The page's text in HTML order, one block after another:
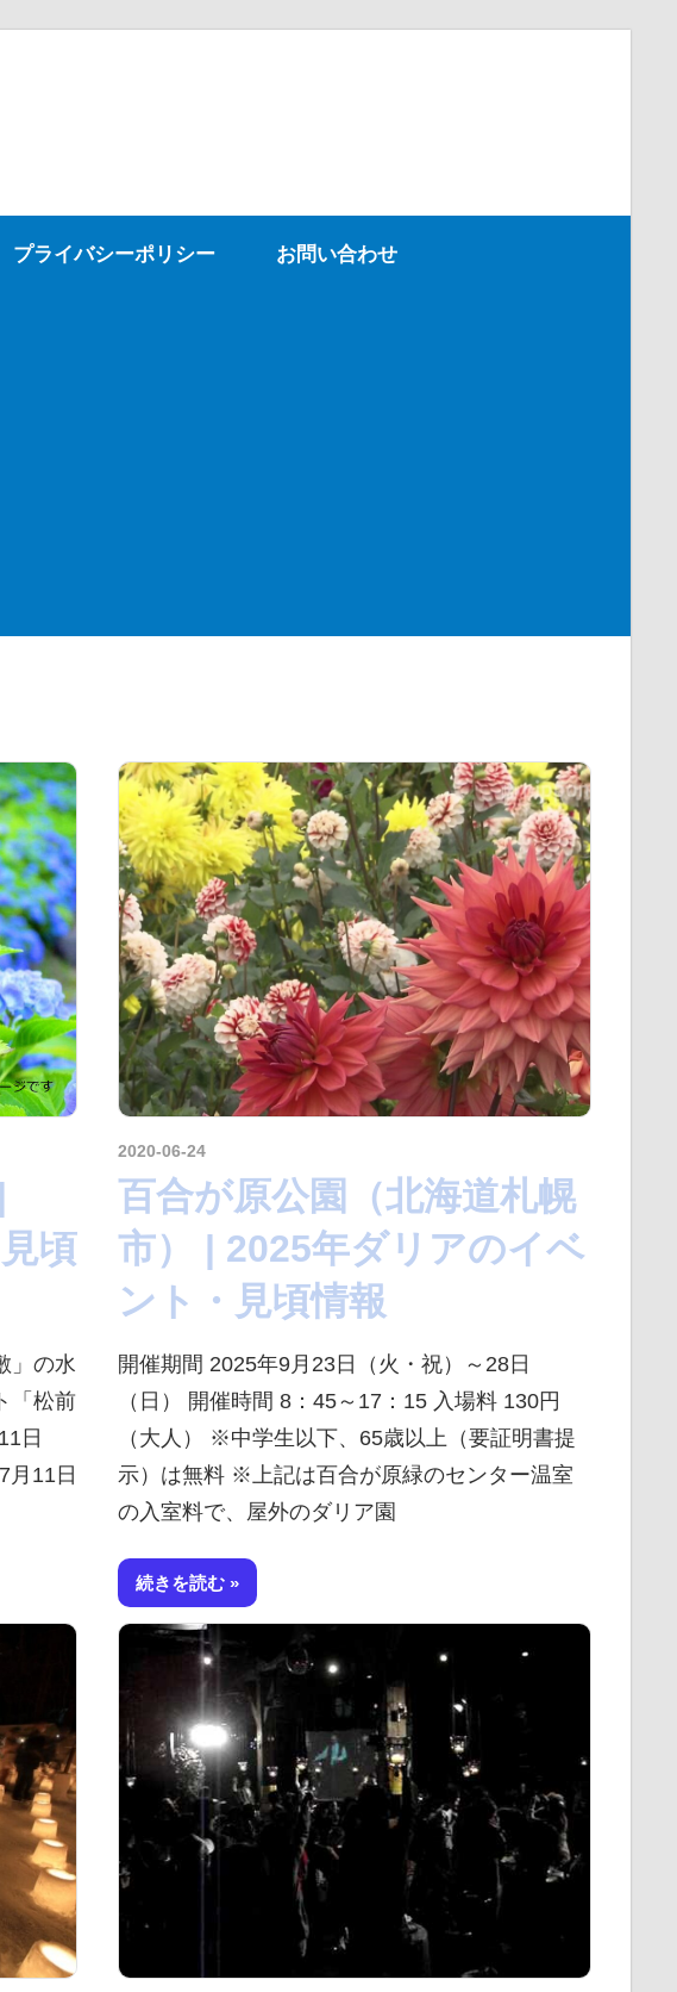
プライバシーポリシー お問い合わせ
頃
」の水
「松前
日
月11日
2020-06-24kurosuke
百合が原公園（北海道札幌
市） | 2025年ダリアのイベ
ント・見頃情報
開催期間 2025年9月23日（火・祝）～28日
（日） 開催時間 8：45～17：15 入場料 130円
（大人） ※中学生以下、65歳以上（要証明書提
示）は無料 ※上記は百合が原緑のセンター温室
の入室料で、屋外のダリア園
続きを読む